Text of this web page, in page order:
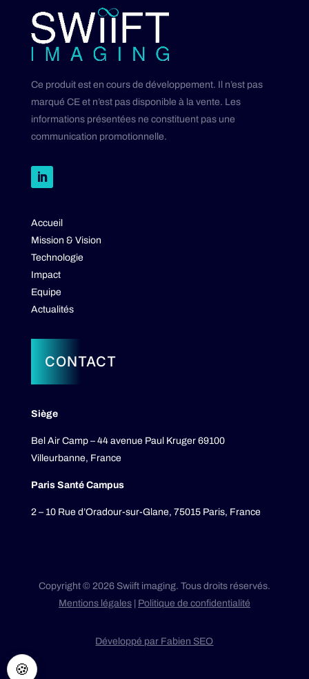
Ce produit est en cours de développement. Il n’est pas
marqué CE et n’est pas disponible à la vente. Les
informations présentées ne constituent pas une
communication promotionnelle.
Accueil
Mission & Vision
Technologie
Impact
Equipe
Actualités
CONTACT
Siège
Bel Air Camp – 44 avenue Paul Kruger 69100
Villeurbanne, France
Paris Santé Campus
2 – 10 Rue d’Oradour-sur-Glane, 75015 Paris, France
Copyright © 2026 Swiift imaging. Tous droits réservés.
Mentions légales| Politique de confidentialité
Développé par Fabien SEO
🍪